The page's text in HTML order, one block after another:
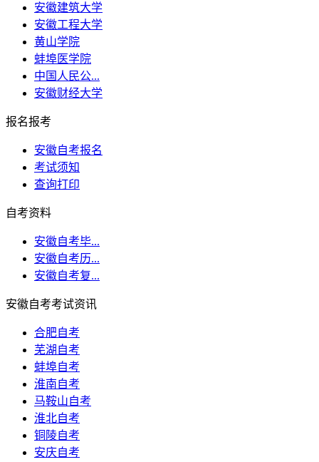
安徽建筑大学
安徽工程大学
黄山学院
蚌埠医学院
中国人民公...
安徽财经大学
报名报考
安徽自考报名
考试须知
查询打印
自考资料
安徽自考毕...
安徽自考历...
安徽自考复...
安徽自考考试资讯
合肥自考
芜湖自考
蚌埠自考
淮南自考
马鞍山自考
淮北自考
铜陵自考
安庆自考